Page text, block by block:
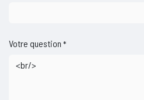
Votre question *